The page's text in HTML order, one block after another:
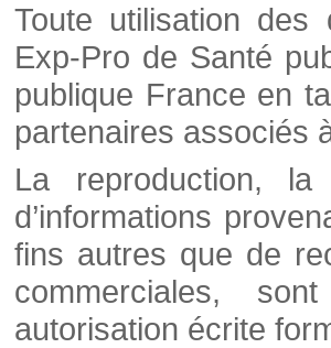
Toute utilisation des
Exp-Pro de Santé
publique France en
partenaires associés
La reproduction,
d’informations
fins autres que de
commerciales,
autorisation écrite